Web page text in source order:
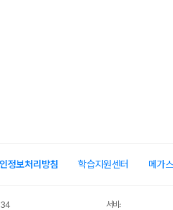
정보처리방침 학습지원센터 메가
서비스 가입사실 확인